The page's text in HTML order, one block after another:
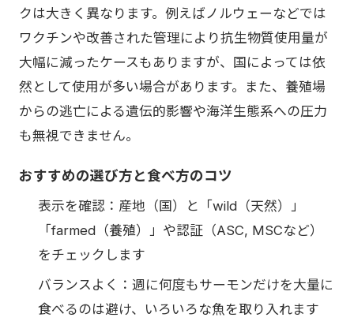
クは大きく異なります。例えばノルウェーなどでは
ワクチンや改善された管理により抗生物質使用量が
大幅に減ったケースもありますが、国によっては依
然として使用が多い場合があります。また、養殖場
からの逃亡による遺伝的影響や海洋生態系への圧力
も無視できません。
おすすめの選び方と食べ方のコツ
表示を確認：産地（国）と「wild（天然）」
「farmed（養殖）」や認証（ASC, MSCなど）
をチェックします
バランスよく：週に何度もサーモンだけを大量に
食べるのは避け、いろいろな魚を取り入れます